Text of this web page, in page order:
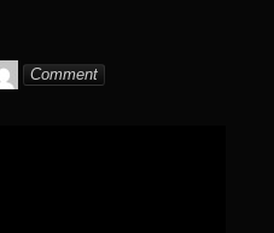
beagle2001_tw
Comment